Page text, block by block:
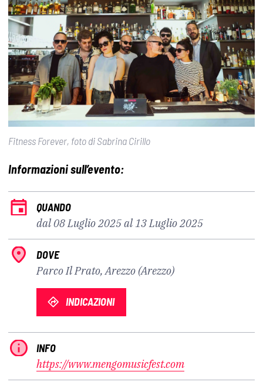
Fitness Forever, foto di Sabrina Cirillo
Informazioni sull’evento:
QUANDO
dal 08 Luglio 2025 al 13 Luglio 2025
DOVE
Parco Il Prato, Arezzo (Arezzo)
INDICAZIONI
INFO
https://www.mengomusicfest.com